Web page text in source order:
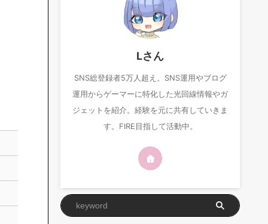
Lさん
SNS総登録者5万人超え。SNS運用やブログ
運用からゲーマーに特化した光回線情報やガ
ジェットを紹介。経験を元に共有していきま
す。FIRE目指して活動中。